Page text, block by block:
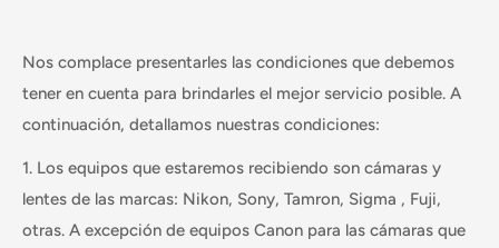
Nos complace presentarles las condiciones que debemos
tener en cuenta para brindarles el mejor servicio posible. A
continuación, detallamos nuestras condiciones:
1. Los equipos que estaremos recibiendo son cámaras y
lentes de las marcas: Nikon, Sony, Tamron, Sigma , Fuji,
otras. A excepción de equipos Canon para las cámaras que